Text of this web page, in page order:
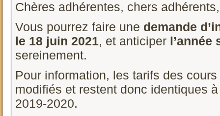
Chères adhérentes, chers adhérents,
Vous pourrez faire une demande
le 18 juin 2021, et anticiper l’année
sereinement.
Pour information, les tarifs des
modifiés et restent donc identiques
2019-2020.